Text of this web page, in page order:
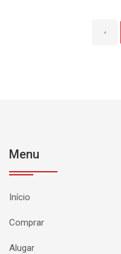
‹
Menu
Início
Comprar
Alugar